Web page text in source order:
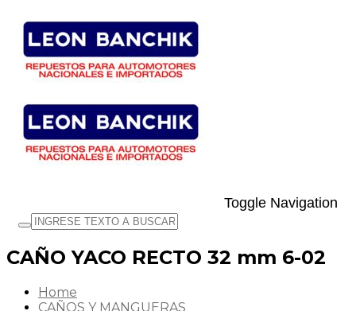
Toggle Navigation
CAÑO YACO RECTO 32 mm 6-02
Home
CAÑOS Y MANGUERAS